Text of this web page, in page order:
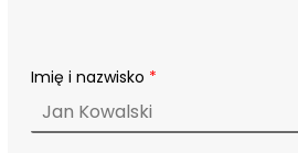
Imię i nazwisko *